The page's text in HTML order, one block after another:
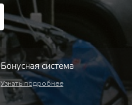
Бонусная система
Узнать подробнее